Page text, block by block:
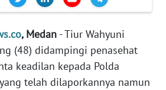
, Medan - Tiur Wahyuni
(48) didampingi penasehat
keadilan kepada Polda
telah dilaporkannya namun